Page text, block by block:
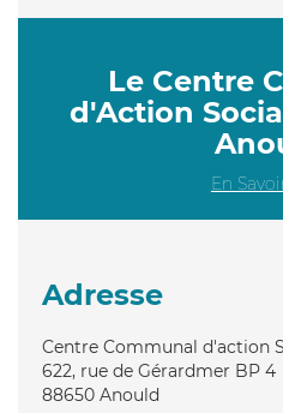
Le Centre
d'Action
En
Adresse
Centre Communal d'action
622, rue de Gérardmer BP 4
88650 Anould